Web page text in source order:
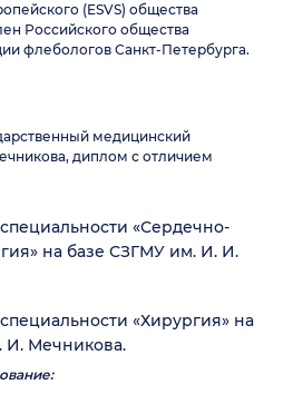
(ESVS) общества
Российского общества
флебологов Санкт-Петербурга.
медицинский
диплом с отличием
«Сердечно-
на базе СЗГМУ им. И. И.
«Хирургия» на
И. Мечникова.